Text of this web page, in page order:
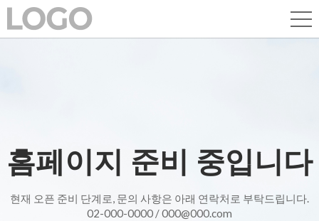
홈페이지 준비 중입니다
현재 오픈 준비 단계로, 문의 사항은 아래 연락처로 부탁드립니다.
02-000-0000 / 000@000.com